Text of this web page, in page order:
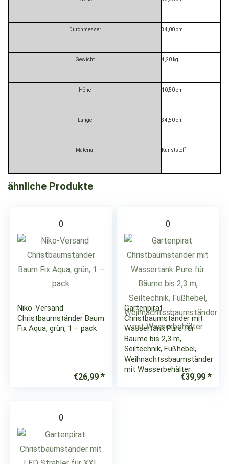
Durchmesser 34,00 cm
Gewicht 4,20 kg
Höhe 10,50 cm
Länge 34,50 cm
Material Kunststoff
ähnliche Produkte
0
Niko-Versand
Christbaumständer Baum
Fix Aqua, grün, 1 – pack
€26,99
0
Gartenpirat
Christbaumständer mit
Wassertank Pure für
Bäume bis 2,3 m,
Seiltechnik, Fußhebel,
Weihnachtssbaumständer
mit Wasserbehälter
€39,99
0